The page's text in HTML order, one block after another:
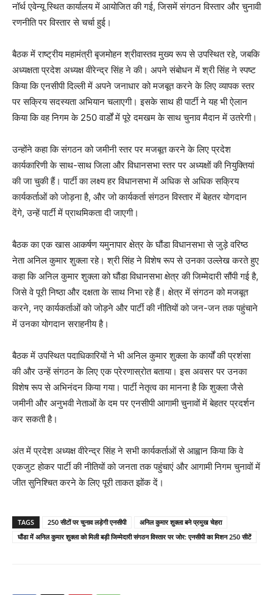
नॉर्थ एवेन्यू स्थित कार्यालय में आयोजित की गई, जिसमें संगठन विस्तार और चुनावी
रणनीति पर विस्तार से चर्चा हुई।
बैठक में राष्ट्रीय महामंत्री बृजमोहन श्रीवास्तव मुख्य रूप से उपस्थित रहे, जबकि
अध्यक्षता प्रदेश अध्यक्ष वीरेन्द्र सिंह ने की। अपने संबोधन में श्री सिंह ने स्पष्ट
किया कि एनसीपी दिल्ली में अपने जनाधार को मजबूत करने के लिए व्यापक स्तर
पर सक्रिय सदस्यता अभियान चलाएगी। इसके साथ ही पार्टी ने यह भी ऐलान
किया कि वह निगम के 250 वार्डों में पूरे दमखम के साथ चुनाव मैदान में उतरेगी।
उन्होंने कहा कि संगठन को जमीनी स्तर पर मजबूत करने के लिए प्रदेश
कार्यकारिणी के साथ-साथ जिला और विधानसभा स्तर पर अध्यक्षों की नियुक्तियां
की जा चुकी हैं। पार्टी का लक्ष्य हर विधानसभा में अधिक से अधिक सक्रिय
कार्यकर्ताओं को जोड़ना है, और जो कार्यकर्ता संगठन विस्तार में बेहतर योगदान
देंगे, उन्हें पार्टी में प्राथमिकता दी जाएगी।
बैठक का एक खास आकर्षण यमुनापार क्षेत्र के घौंडा विधानसभा से जुड़े वरिष्ठ
नेता अनिल कुमार शुक्ला रहे। श्री सिंह ने विशेष रूप से उनका उल्लेख करते हुए
कहा कि अनिल कुमार शुक्ला को घौंडा विधानसभा क्षेत्र की जिम्मेदारी सौंपी गई है,
जिसे वे पूरी निष्ठा और दक्षता के साथ निभा रहे हैं। क्षेत्र में संगठन को मजबूत
करने, नए कार्यकर्ताओं को जोड़ने और पार्टी की नीतियों को जन-जन तक पहुंचाने
में उनका योगदान सराहनीय है।
बैठक में उपस्थित पदाधिकारियों ने भी अनिल कुमार शुक्ला के कार्यों की प्रशंसा
की और उन्हें संगठन के लिए एक प्रेरणास्रोत बताया। इस अवसर पर उनका
विशेष रूप से अभिनंदन किया गया। पार्टी नेतृत्व का मानना है कि शुक्ला जैसे
जमीनी और अनुभवी नेताओं के दम पर एनसीपी आगामी चुनावों में बेहतर प्रदर्शन
कर सकती है।
अंत में प्रदेश अध्यक्ष वीरेन्द्र सिंह ने सभी कार्यकर्ताओं से आह्वान किया कि वे
एकजुट होकर पार्टी की नीतियों को जनता तक पहुंचाएं और आगामी निगम चुनावों में
जीत सुनिश्चित करने के लिए पूरी ताकत झोंक दें।
TAGS 250 सीटों पर चुनाव लड़ेगी एनसीपी
अनिल कुमार शुक्ला बने प्रमुख चेहरा
घौंडा में अनिल कुमार शुक्ला को मिली बड़ी जिम्मेदारी संगठन विस्तार पर जोर: एनसीपी का मिशन 250 सीटें